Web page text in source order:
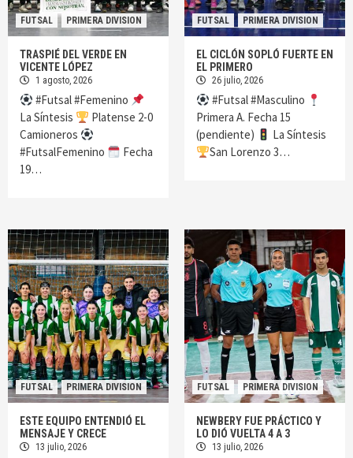
FUTSAL PRIMERA DIVISION
TRASPIÉ DEL VERDE EN
VICENTE LÓPEZ
1 agosto, 2026
#Futsal #Femenino
La Síntesis
Platense 2-0
Camioneros
#FutsalFemenino
Fecha
19…
FUTSAL PRIMERA DIVISION
EL CICLÓN SOPLÓ FUERTE EN
EL PRIMERO
26 julio, 2026
#Futsal #Masculino
Primera A. Fecha 15
(pendiente)
La Síntesis
San Lorenzo 3…
FUTSAL PRIMERA DIVISION
ESTE EQUIPO ENTENDIÓ EL
MENSAJE Y CRECE
13 julio, 2026
FUTSAL PRIMERA DIVISION
NEWBERY FUE PRÁCTICO Y
LO DIÓ VUELTA 4 A 3
13 julio, 2026